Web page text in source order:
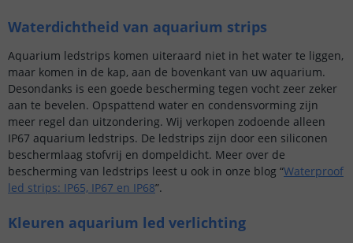
Waterdichtheid van aquarium strips
Aquarium ledstrips komen uiteraard niet in het water te liggen,
maar komen in de kap, aan de bovenkant van uw aquarium.
Desondanks is een goede bescherming tegen vocht zeer zeker
aan te bevelen. Opspattend water en condensvorming zijn
meer regel dan uitzondering. Wij verkopen zodoende alleen
IP67 aquarium ledstrips. De ledstrips zijn door een siliconen
beschermlaag stofvrij en dompeldicht. Meer over de
bescherming van ledstrips leest u ook in onze blog “Waterproof
led strips: IP65, IP67 en IP68”.
Kleuren aquarium led verlichting